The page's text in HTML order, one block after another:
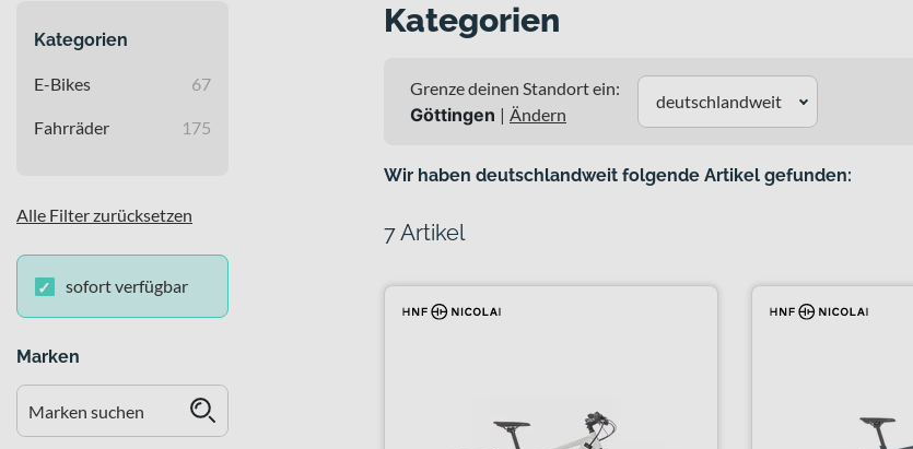
Kategorien
E-Bikes 67
Fahrräder 175
Alle Filter zurücksetzen
sofort verfügbar
Marken
Kategorien
Grenze deinen Standort ein:
Göttingen | Ändern
deutschlandweit
Wir haben deutschlandweit folgende Artikel gefunden:
7 Artikel